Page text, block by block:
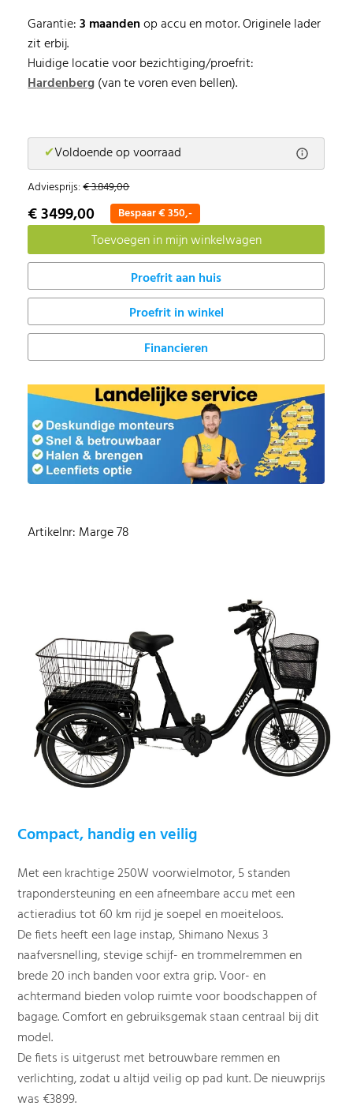
Garantie:3 maandenop accu en motor. Originele lader
zit erbij.
Huidige locatie voor bezichtiging/proefrit:
Hardenberg(van te voren even bellen).
✔Voldoende op voorraad
Adviesprijs:€ 3.849,00
€ 3499,00 Bespaar € 350,-
Proefrit in winkel
Financieren
Artikelnr: Marge 78
Compact, handig en veilig
Met een krachtige 250W voorwielmotor, 5 standen
trapondersteuning en een afneembare accu met een
actieradius tot 60 km rijd je soepel en moeiteloos.
De fiets heeft een lage instap, Shimano Nexus 3
naafversnelling, stevige schijf- en trommelremmen en
brede 20 inch banden voor extra grip. Voor- en
achtermand bieden volop ruimte voor boodschappen of
bagage. Comfort en gebruiksgemak staan centraal bij dit
model.
De fiets is uitgerust met betrouwbare remmen en
verlichting, zodat u altijd veilig op pad kunt. De nieuwprijs
was €3899.